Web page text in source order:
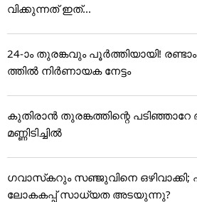
വിക്കുന്നത് ഇത്...
24-ാം തുരങ്കവും പൂർത്തിയായി!
ത്തിൽ നിർണായക നേട്ടം
കുതിരാൻ തുരങ്കത്തിന്റെ പടിഞ്ഞാറേ
മണ്ണിടിച്ചിൽ
ഗവാസ്‌കറും സഞ്ജുവിനെ ഒഴിവാക്കി;
ലോകകപ്പ് സാധ്യത അടയുന്നു?